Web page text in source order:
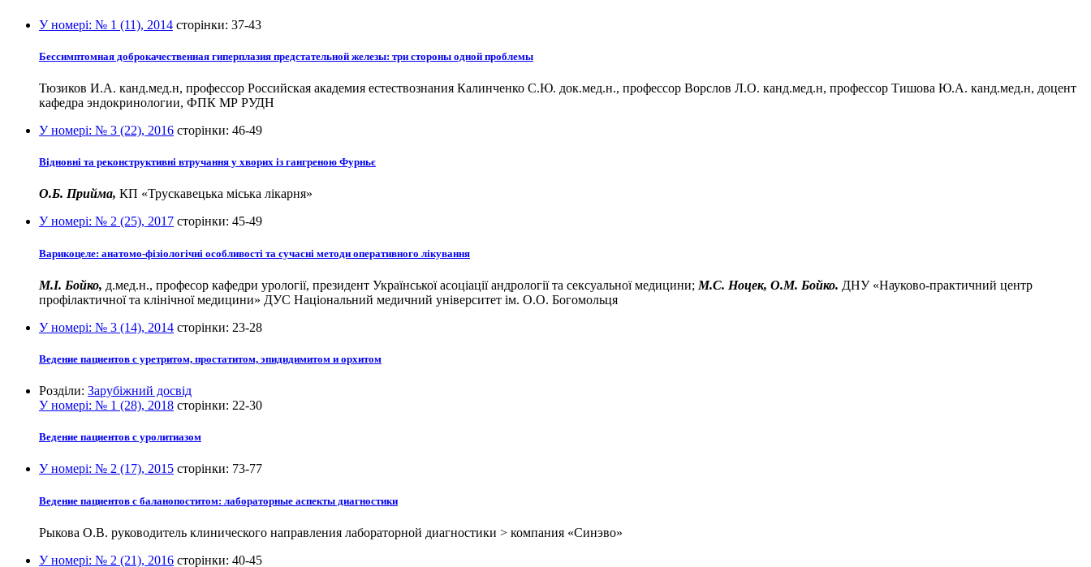
У номері: № 1 (11), 2014 сторінки: 37-43
Бессимптомная доброкачественная гиперплазия предстательной железы: три стороны одной проблемы
Тюзиков И.А. канд.мед.н, профессор Российская академия естествознания Калинченко С.Ю. док.мед.н., профессор Ворслов Л.О. канд.мед.н, профессор Тишова Ю.А. канд.мед.н, доцент
кафедра эндокринологии, ФПК МР РУДН
У номері: № 3 (22), 2016 сторінки: 46-49
Відновні та реконструктивні втручання у хворих із гангреною Фурньє
О.Б. Прийма, КП «Трускавецька міська лікарня»
У номері: № 2 (25), 2017 сторінки: 45-49
Варикоцеле: анатомо-фізіологічні особливості та сучасні методи оперативного лікування
М.І. Бойко, д.мед.н., професор кафедри урології, президент Української асоціації андрології та сексуальної медицини; М.С. Ноцек, О.М. Бойко. ДНУ «Науково-практичний центр
профілактичної та клінічної медицини» ДУС Національний медичний університет ім. О.О. Богомольця
У номері: № 3 (14), 2014 сторінки: 23-28
Ведение пациентов с уретритом, простатитом, эпидидимитом и орхитом
Розділи: Зарубіжний досвід
У номері: № 1 (28), 2018 сторінки: 22-30
Ведение пациентов с уролитиазом
У номері: № 2 (17), 2015 сторінки: 73-77
Ведение пациентов с баланопоститом: лабораторные аспекты диагностики
Рыкова О.В. руководитель клинического направления лабораторной диагностики > компания «Синэво»
У номері: № 2 (21), 2016 сторінки: 40-45